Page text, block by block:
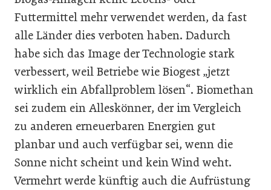
Futtermittel mehr verwendet werden, da fast
alle Länder dies verboten haben. Dadurch
habe sich das Image der Technologie stark
verbessert, weil Betriebe wie Biogest „jetzt
wirklich ein Abfallproblem lösen“. Biomethan
sei zudem ein Alleskönner, der im Vergleich
zu anderen erneuerbaren Energien gut
planbar und auch verfügbar sei, wenn die
Sonne nicht scheint und kein Wind weht.
Vermehrt werde künftig auch die Aufrüstung